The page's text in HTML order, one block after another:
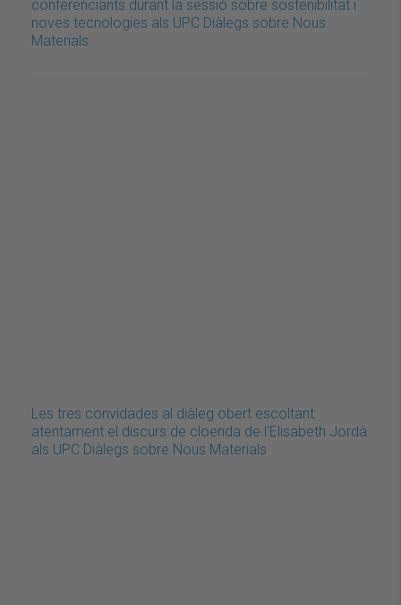
conferenciants durant la sessió sobre sostenibilitat i
noves tecnologies als UPC Diàlegs sobre Nous
Materials
Les tres convidades al diàleg obert escoltant
atentament el discurs de cloenda de l'Elisabeth Jordà
als UPC Diàlegs sobre Nous Materials